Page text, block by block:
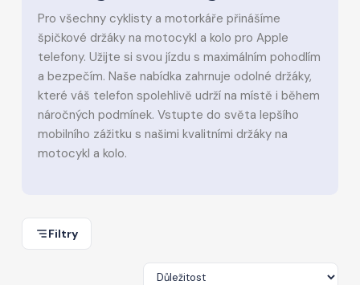
Pro všechny cyklisty a motorkáře přinášíme
špičkové držáky na motocykl a kolo pro Apple
telefony. Užijte si svou jízdu s maximálním pohodlím
a bezpečím. Naše nabídka zahrnuje odolné držáky,
které váš telefon spolehlivě udrží na místě i během
náročných podmínek. Vstupte do světa lepšího
mobilního zážitku s našimi kvalitními držáky na
motocykl a kolo.
Filtry